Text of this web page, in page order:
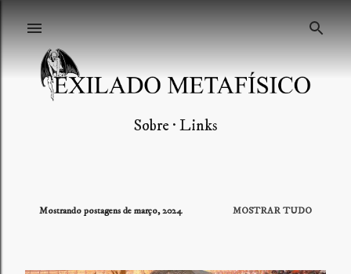
Pular para o conteúdo principal
Sobre Links
Mostrando postagens de março, 2024 MOSTRAR TUDO